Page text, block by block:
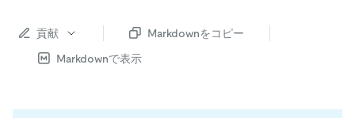
貢献
Markdownをコピー
Markdownで表示